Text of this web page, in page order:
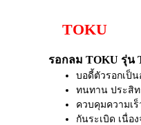
TOKU
รอกลม TOKU รุ่น
บอดี้ตัวรอกเป็
ทนทาน ประสิ
ควบคุมความเ
กันระเบิด เนื่อ